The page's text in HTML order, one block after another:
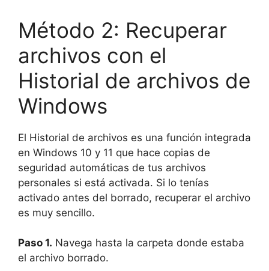
Método 2: Recuperar
archivos con el
Historial de archivos de
Windows
El Historial de archivos es una función integrada
en Windows 10 y 11 que hace copias de
seguridad automáticas de tus archivos
personales si está activada. Si lo tenías
activado antes del borrado, recuperar el archivo
es muy sencillo.
Paso 1. Navega hasta la carpeta donde estaba
el archivo borrado.